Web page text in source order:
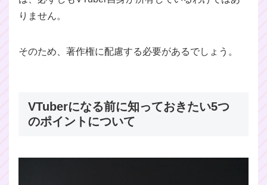
りません。
そのため、著作権に配慮する必要があるでしょう。
VTuberになる前に知っておきたい5つ
のポイントについて